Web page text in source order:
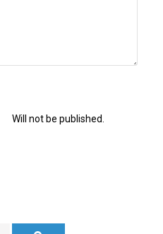
Will not be published.